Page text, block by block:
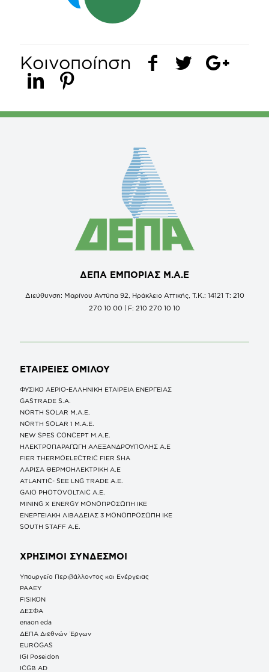
Κοινοποίηση
ΔΕΠΑ ΕΜΠΟΡΙΑΣ Μ.Α.Ε
Διεύθυνση: Μαρίνου Αντύπα 92, Ηράκλειο Αττικής, Τ.Κ.: 14121 Τ: 210
270 10 00 | F: 210 270 10 10
ΕΤΑΙΡΕΙΕΣ ΟΜΙΛΟΥ
ΦΥΣΙΚΟ ΑΕΡΙΟ-ΕΛΛΗΝΙΚΗ ΕΤΑΙΡΕΙΑ ΕΝΕΡΓΕΙΑΣ
GASTRADE S.A.
NORTH SOLAR M.Α.Ε.
NORTH SOLAR 1 M.Α.Ε.
NEW SPES CONCEPT Μ.Α.Ε.
ΗΛΕΚΤΡΟΠΑΡΑΓΩΓΗ ΑΛΕΞΑΝΔΡΟΥΠΟΛΗΣ A.E
FIER THERMOELECTRIC FIER SHA
ΛΑΡΙΣΑ ΘΕΡΜΟΗΛΕΚΤΡΙΚΗ A.E
ATLANTIC- SEE LNG TRADE A.E.
GAIO PHOTOVOLTAIC Α.Ε.
MINING X ENERGY ΜΟΝΟΠΡΟΣΩΠΗ ΙΚΕ
ΕΝΕΡΓΕΙΑΚΗ ΛΙΒΑΔΕΙΑΣ 3 ΜΟΝΟΠΡΟΣΩΠΗ ΙΚΕ
SOUTH STAFF Α.Ε.
ΧΡΗΣΙΜΟΙ ΣΥΝΔΕΣΜΟΙ
Υπουργείο Περιβάλλοντος και Ενέργειας
ΡΑΑΕΥ
FISIKON
ΔΕΣΦΑ
enaon eda
ΔΕΠΑ Διεθνών Έργων
EUROGAS
IGI Poseidon
ICGB AD